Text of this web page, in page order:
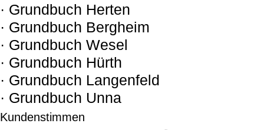
· Grundbuch Herten
· Grundbuch Bergheim
· Grundbuch Wesel
· Grundbuch Hürth
· Grundbuch Langenfeld
· Grundbuch Unna
Kundenstimmen